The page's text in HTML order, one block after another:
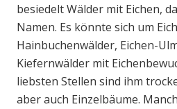
besiedelt Wälder mit Eichen,
Namen. Es könnte sich um
Hainbuchenwälder, Eichen-
Kiefernwälder mit
liebsten Stellen sind ihm
aber auch Einzelbäume.